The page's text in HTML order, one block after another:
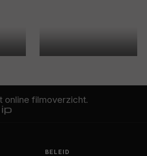
online filmoverzicht.
BELEID